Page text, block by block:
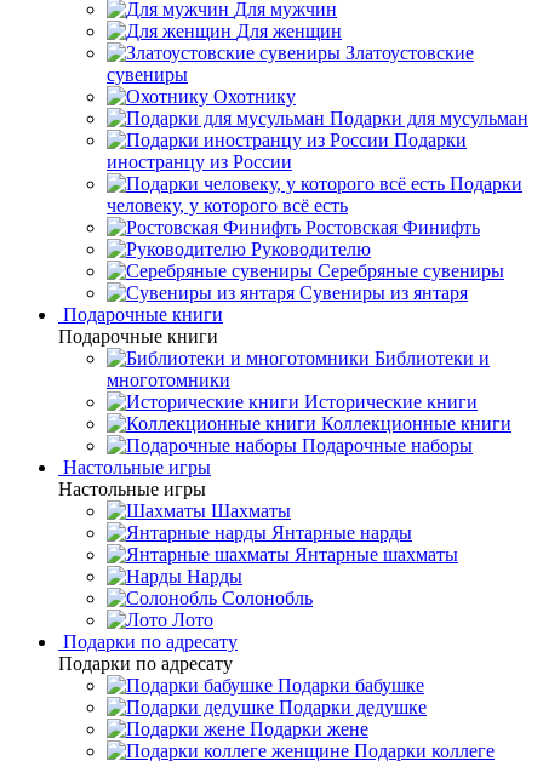
Для мужчин
Для женщин
Златоустовские
сувениры
Охотнику
Подарки для мусульман
Подарки
иностранцу из России
Подарки
человеку, у которого всё есть
Ростовская Финифть
Руководителю
Серебряные сувениры
Сувениры из янтаря
Подарочные книги
Подарочные книги
Библиотеки и
многотомники
Исторические книги
Коллекционные книги
Подарочные наборы
Настольные игры
Настольные игры
Шахматы
Янтарные нарды
Янтарные шахматы
Нарды
Солонобль
Лото
Подарки по адресату
Подарки по адресату
Подарки бабушке
Подарки дедушке
Подарки жене
Подарки коллеге